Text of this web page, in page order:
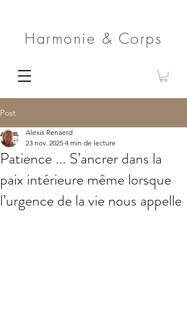
Harmonie & Corps
Post
Patience ... S’ancrer dans la
paix intérieure même lorsque
l’urgence de la vie nous appelle
Alexis Renaerd
23 nov. 2025 4 min de lecture